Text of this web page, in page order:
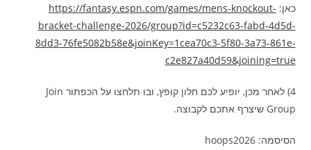
כאן: https://fantasy.espn.com/games/mens-knockout-
bracket-challenge-2026/group?id=c5232c63-fabd-4d5d-
8dd3-76fe5082b58e&joinKey=1cea70c3-5f80-3a73-861e-
c2e827a40d59&joining=true
4) לאחר מכן, יופיע לכם חלון קופץ, ובו תלחצו על הכפתור Join
Group שיצרף אתכם לקבוצה.
הסיסמה: hoops2026